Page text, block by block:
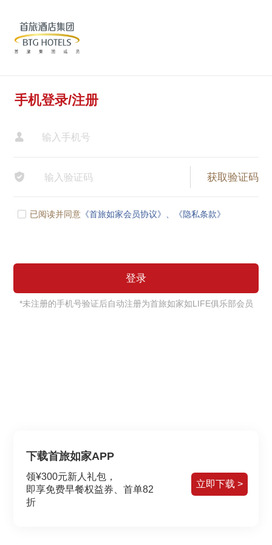
手机登录/注册


已阅读并同意 《首旅如家会员协议》、 《隐私条款》
*未注册的手机号验证后自动注册为首旅如家如LIFE俱乐部会员
下载首旅如家APP
领¥300元新人礼包，
即享免费早餐权益券、首单82
折
立即下载 >